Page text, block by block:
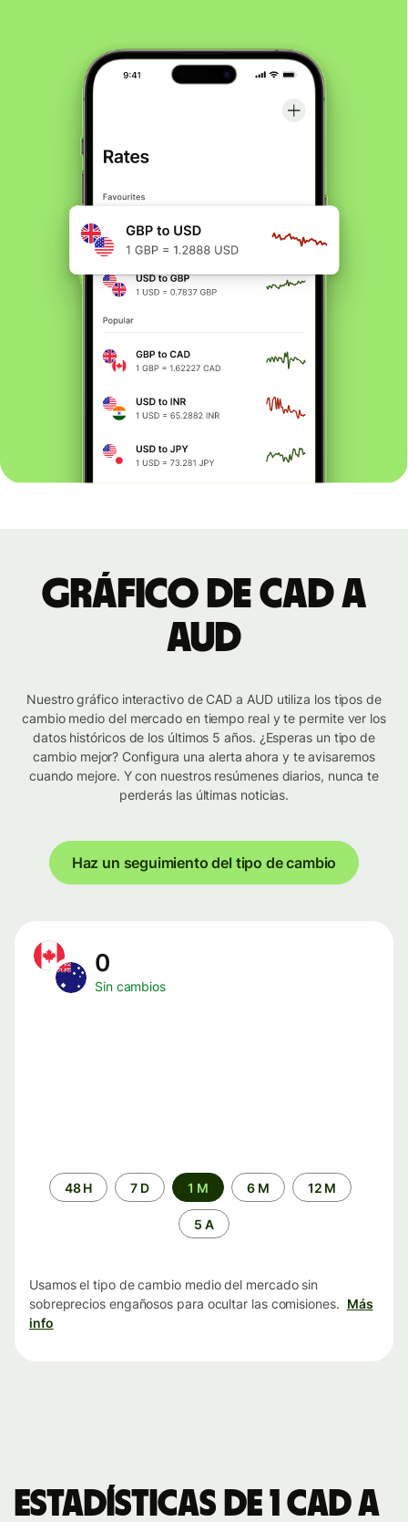
Gráfico de CAD a
AUD
Nuestro gráfico interactivo de CAD a AUD utiliza los tipos de
cambio medio del mercado en tiempo real y te permite ver los
datos históricos de los últimos 5 años. ¿Esperas un tipo de
cambio mejor? Configura una alerta ahora y te avisaremos
cuando mejore. Y con nuestros resúmenes diarios, nunca te
perderás las últimas noticias.
Haz un seguimiento del tipo de cambio
0
Sin cambios
Periodo48 H 7 D 1 M 6 M 12 M
5 A
Usamos el tipo de cambio medio del mercado sin
sobreprecios engañosos para ocultar las comisiones. Más
info
Estadísticas de 1 CAD a